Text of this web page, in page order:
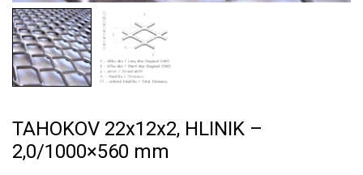
TAHOKOV 22x12x2, HLINIK –
2,0/1000×560 mm